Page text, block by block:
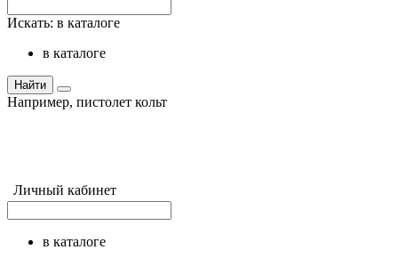
Искать: в каталоге
в каталоге
Найти
Например, пистолет кольт
Личный кабинет
в каталоге